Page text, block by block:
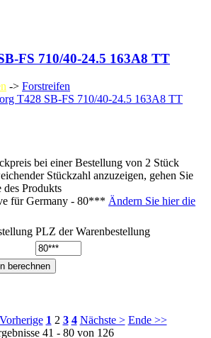
FS 710/40-24.5 163A8 TT
-> Forstreifen
bei einer Bestellung von 2 Stück
Stückzahl anzuzeigen, gehen Sie
des Produkts
fürGermany - 80*** Ändern Sie hier die
PLZ der Warenbestellung
1 2 3 4 Nächste > Ende >>
41 - 80 von 126